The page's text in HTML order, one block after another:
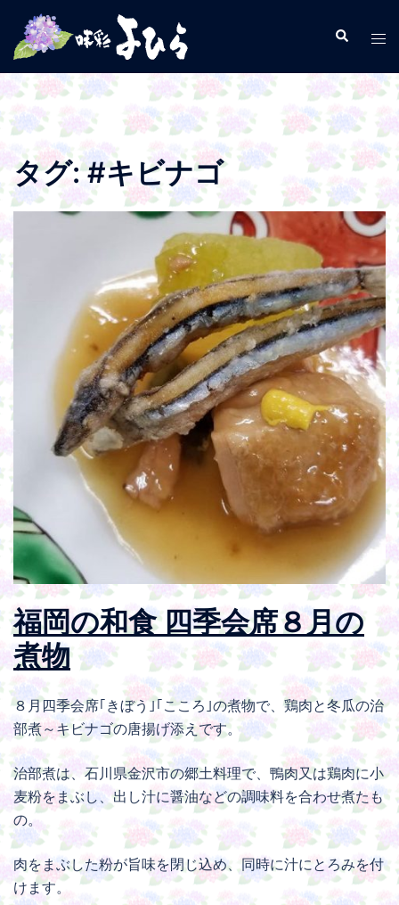
テ
ン
ツ
へ
ス
キ
ッ
検
ト
ル
ニ
ュ
タグ:#キビナゴ
福岡の和食 四季会席８月の
煮物
８月四季会席｢きぼう｣｢こころ｣の煮物で、鶏肉と冬瓜の治
部煮～キビナゴの唐揚げ添えです。
治部煮は、石川県金沢市の郷土料理で、鴨肉又は鶏肉に小
麦粉をまぶし、出し汁に醤油などの調味料を合わせ煮たも
の。
肉をまぶした粉が旨味を閉じ込め、同時に汁にとろみを付
けます。